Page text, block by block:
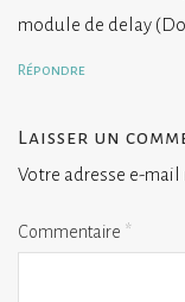
module de delay
Répondre
Laisser un
Votre adresse e-mail
Commentaire *